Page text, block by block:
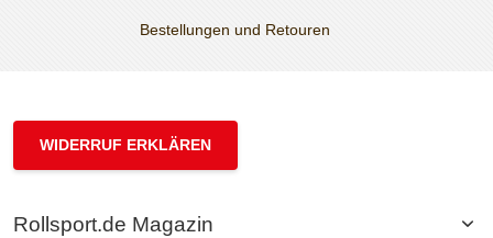
Bestellungen und Retouren
WIDERRUF ERKLÄREN
Rollsport.de Magazin